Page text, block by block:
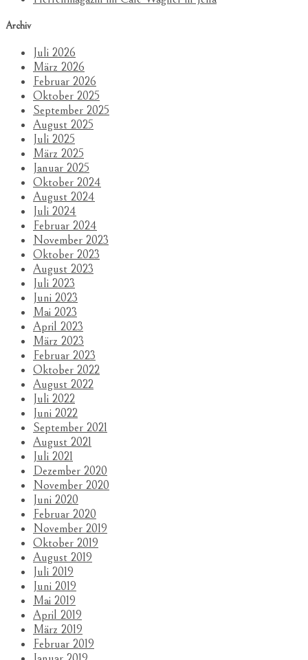
Archiv
Juli 2026
März 2026
Februar 2026
Oktober 2025
September 2025
August 2025
Juli 2025
März 2025
Januar 2025
Oktober 2024
August 2024
Juli 2024
Februar 2024
November 2023
Oktober 2023
August 2023
Juli 2023
Juni 2023
Mai 2023
April 2023
März 2023
Februar 2023
Oktober 2022
August 2022
Juli 2022
Juni 2022
September 2021
August 2021
Juli 2021
Dezember 2020
November 2020
Juni 2020
Februar 2020
November 2019
Oktober 2019
August 2019
Juli 2019
Juni 2019
Mai 2019
April 2019
März 2019
Februar 2019